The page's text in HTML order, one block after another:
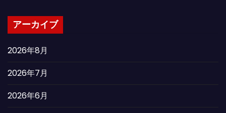
アーカイブ
2026年8月
2026年7月
2026年6月